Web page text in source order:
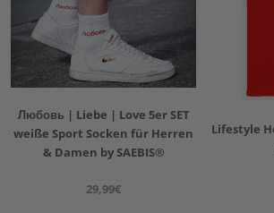
Любовь | Liebe | Love 5er SET
weiße Sport Socken für Herren
& Damen by SAEBIS®
29,99€
Lifestyle